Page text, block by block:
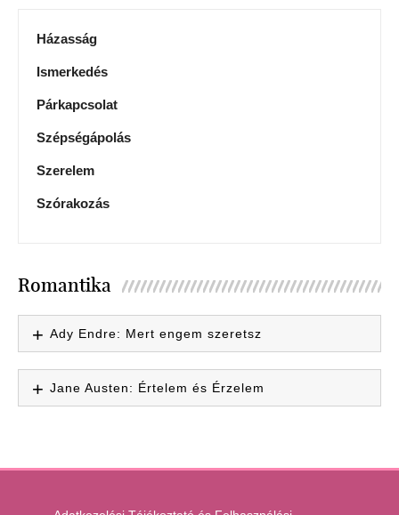
Házasság
Ismerkedés
Párkapcsolat
Szépségápolás
Szerelem
Szórakozás
Romantika
Ady Endre: Mert engem szeretsz
Jane Austen: Értelem és Érzelem